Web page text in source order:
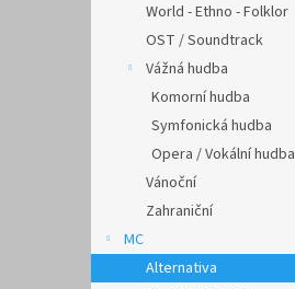
World - Ethno - Folklor
OST / Soundtrack
Vážná hudba
Komorní hudba
Symfonická hudba
Opera / Vokální hudba
Vánoční
Zahraniční
MC
Alternativa